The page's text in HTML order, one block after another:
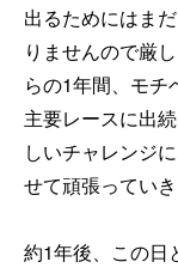
出るためにはま
りませんので厳
らの1年間、モチ
主要レースに出
しいチャレンジ
せて頑張ってい
約1年後、この日